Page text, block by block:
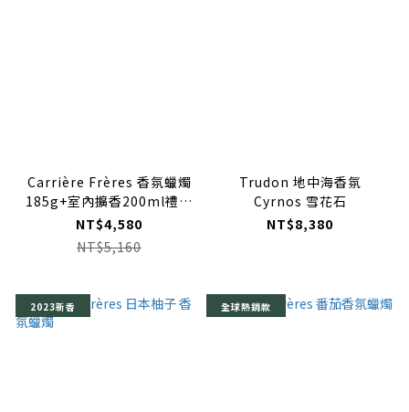
Carrière Frères 香氛蠟燭
185g+室內擴香200ml禮盒
組
NT$4,580
NT$5,160
Trudon 地中海香氛
Cyrnos 雪花石
NT$8,380
2023新香 全球熱銷款